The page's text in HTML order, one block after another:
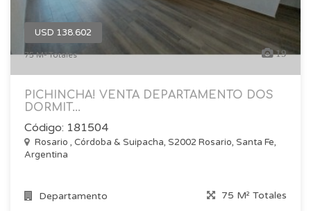
USD 138.602
75 M² Totales 19
PICHINCHA! VENTA DEPARTAMENTO DOS
DORMIT...
Código: 181504
Rosario , Córdoba & Suipacha, S2002 Rosario, Santa Fe,
Argentina
Departamento 75 M² Totales